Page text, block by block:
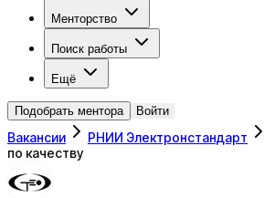
Менторство
Поиск работы
Ещё
Подобрать ментора Войти
Вакансии РНИИ Электронстандарт
по качеству